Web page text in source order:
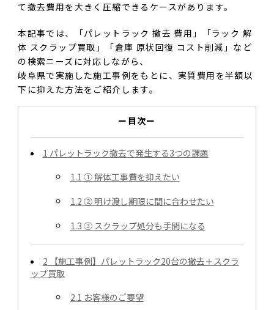
て撤去費用を大きく圧縮できるケースがあります。
本記事では、「パレットラック 撤去 費用」「ラック 解
体 スクラップ買取」「倉庫 原状回復 コスト削減」など
の検索ニーズに対応しながら、
岐阜県で実施した施工事例をもとに、実質費用を半額以
下に抑えた方法をご紹介します。
ー目次ー
1 パレットラック撤去で発生する3つの課題
1.1 ① 解体工事費を抑えたい
1.2 ② 明け渡し期限に間に合わせたい
1.3 ③ スクラップ処分も手間になる
2 【施工事例】パレットラック20台の撤去＋スクラ
ップ買取
2.1 お客様のご要望